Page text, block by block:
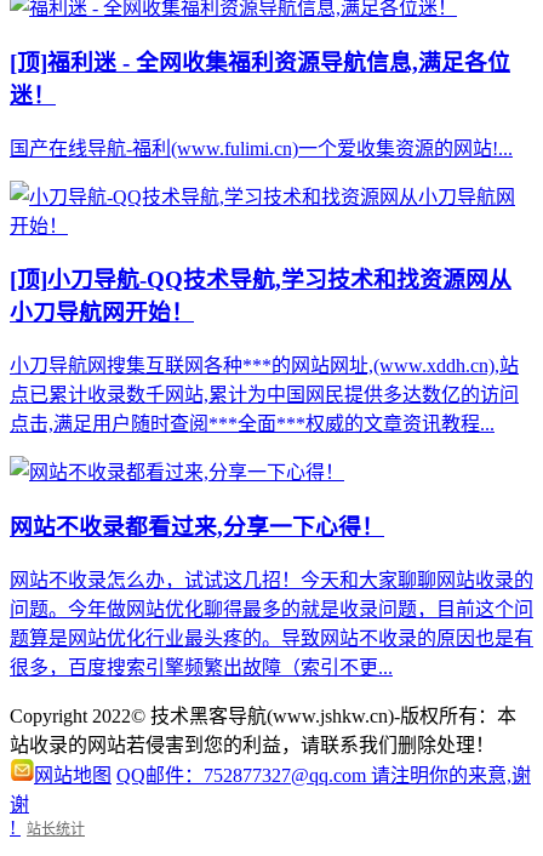
[顶]福利迷 - 全网收集福利资源导航信息,满足各位
迷！
国产在线导航-福利(www.fulimi.cn)一个爱收集资源的网站!...
[顶]小刀导航-QQ技术导航,学习技术和找资源网从
小刀导航网开始！
小刀导航网搜集互联网各种***的网站网址,(www.xddh.cn),站
点已累计收录数千网站,累计为中国网民提供多达数亿的访问
点击,满足用户随时查阅***全面***权威的文章资讯教程...
网站不收录都看过来,分享一下心得！
网站不收录怎么办，试试这几招！今天和大家聊聊网站收录的
问题。今年做网站优化聊得最多的就是收录问题，目前这个问
题算是网站优化行业最头疼的。导致网站不收录的原因也是有
很多，百度搜索引擎频繁出故障（索引不更...
Copyright 2022© 技术黑客导航(www.jshkw.cn)-版权所有：本
站收录的网站若侵害到您的利益，请联系我们删除处理！
网站地图 QQ邮件：752877327@qq.com 请注明你的来意,谢
谢
!
站长统计